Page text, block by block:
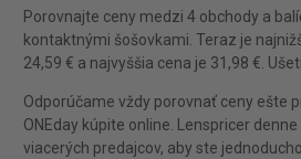
Porovnajte ceny medzi 4 obchody a
kontaktnými šošovkami. Teraz je
24,59 € a najvyššia cena je 31,98 €.
Odporúčame vždy porovnať ceny ešte
ONEday kúpite online. Lenspricer
viacerých predajcov, aby ste